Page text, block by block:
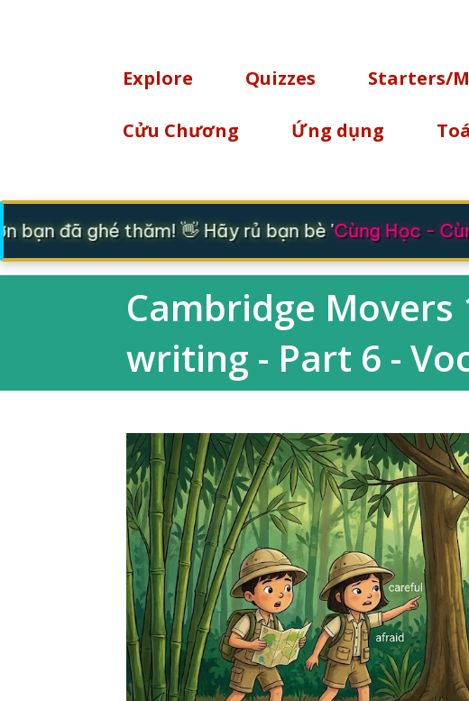
Explore
Quizzes Starters/
Cửu Chương Ứng dụng
bạn đã ghé thăm! 👋 Hãy rủ bạn bè 'Cùng Học -
Cambridge Movers
writing - Part 6 -